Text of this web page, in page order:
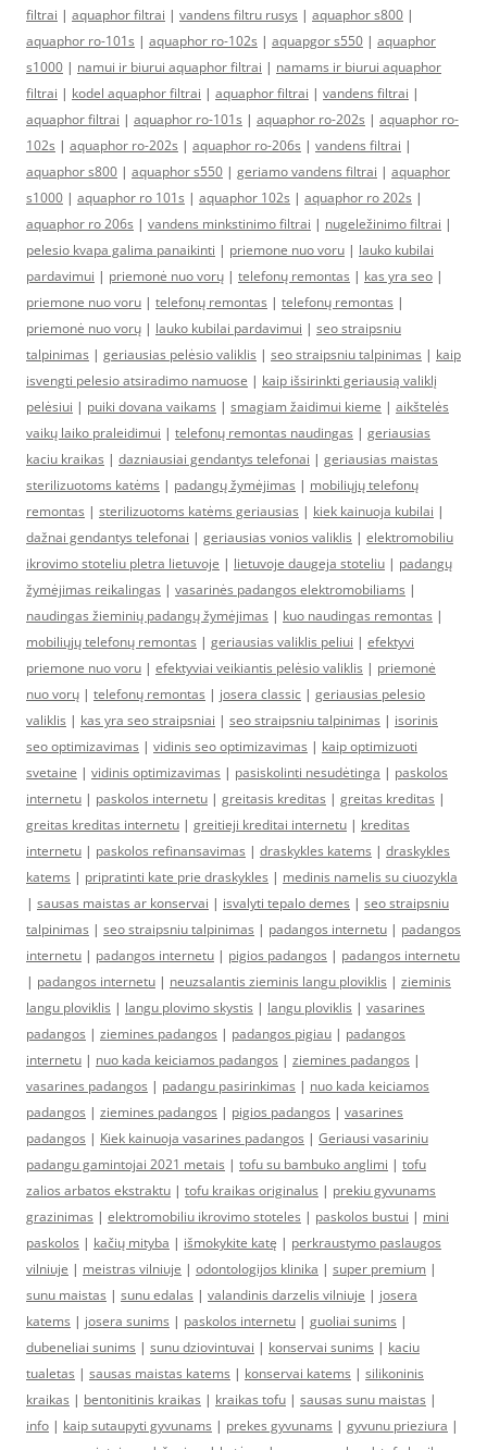
filtrai | aquaphor filtrai | vandens filtru rusys | aquaphor s800 |
aquaphor ro-101s | aquaphor ro-102s | aquapgor s550 | aquaphor
s1000 | namui ir biurui aquaphor filtrai | namams ir biurui aquaphor
filtrai | kodel aquaphor filtrai | aquaphor filtrai | vandens filtrai |
aquaphor filtrai | aquaphor ro-101s | aquaphor ro-202s | aquaphor ro-
102s | aquaphor ro-202s | aquaphor ro-206s | vandens filtrai |
aquaphor s800 | aquaphor s550 | geriamo vandens filtrai | aquaphor
s1000 | aquaphor ro 101s | aquaphor 102s | aquaphor ro 202s |
aquaphor ro 206s | vandens minkstinimo filtrai | nugeležinimo filtrai |
pelesio kvapa galima panaikinti | priemone nuo voru | lauko kubilai
pardavimui | priemonė nuo vorų | telefonų remontas | kas yra seo |
priemone nuo voru | telefonų remontas | telefonų remontas |
priemonė nuo vorų | lauko kubilai pardavimui | seo straipsniu
talpinimas | geriausias pelėsio valiklis | seo straipsniu talpinimas | kaip
isvengti pelesio atsiradimo namuose | kaip išsirinkti geriausią valiklį
pelėsiui | puiki dovana vaikams | smagiam žaidimui kieme | aikštelės
vaikų laiko praleidimui | telefonų remontas naudingas | geriausias
kaciu kraikas | dazniausiai gendantys telefonai | geriausias maistas
sterilizuotoms katėms | padangų žymėjimas | mobiliųjų telefonų
remontas | sterilizuotoms katėms geriausias | kiek kainuoja kubilai |
dažnai gendantys telefonai | geriausias vonios valiklis | elektromobiliu
ikrovimo stoteliu pletra lietuvoje | lietuvoje daugeja stoteliu | padangų
žymėjimas reikalingas | vasarinės padangos elektromobiliams |
naudingas žieminių padangų žymėjimas | kuo naudingas remontas |
mobiliųjų telefonų remontas | geriausias valiklis peliui | efektyvi
priemone nuo voru | efektyviai veikiantis pelėsio valiklis | priemonė
nuo vorų | telefonų remontas | josera classic | geriausias pelesio
valiklis | kas yra seo straipsniai | seo straipsniu talpinimas | isorinis
seo optimizavimas | vidinis seo optimizavimas | kaip optimizuoti
svetaine | vidinis optimizavimas | pasiskolinti nesudėtinga | paskolos
internetu | paskolos internetu | greitasis kreditas | greitas kreditas |
greitas kreditas internetu | greitieji kreditai internetu | kreditas
internetu | paskolos refinansavimas | draskykles katems | draskykles
katems | pripratinti kate prie draskykles | medinis namelis su ciuozykla
| sausas maistas ar konservai | isvalyti tepalo demes | seo straipsniu
talpinimas | seo straipsniu talpinimas | padangos internetu | padangos
internetu | padangos internetu | pigios padangos | padangos internetu
| padangos internetu | neuzsalantis zieminis langu ploviklis | zieminis
langu ploviklis | langu plovimo skystis | langu ploviklis | vasarines
padangos | ziemines padangos | padangos pigiau | padangos
internetu | nuo kada keiciamos padangos | ziemines padangos |
vasarines padangos | padangu pasirinkimas | nuo kada keiciamos
padangos | ziemines padangos | pigios padangos | vasarines
padangos | Kiek kainuoja vasarines padangos | Geriausi vasariniu
padangu gamintojai 2021 metais | tofu su bambuko anglimi | tofu
zalios arbatos ekstraktu | tofu kraikas originalus | prekiu gyvunams
grazinimas | elektromobiliu ikrovimo stoteles | paskolos bustui | mini
paskolos | kačių mityba | išmokykite katę | perkraustymo paslaugos
vilniuje | meistras vilniuje | odontologijos klinika | super premium |
sunu maistas | sunu edalas | valandinis darzelis vilniuje | josera
katems | josera sunims | paskolos internetu | guoliai sunims |
dubeneliai sunims | sunu dziovintuvai | konservai sunims | kaciu
tualetas | sausas maistas katems | konservai katems | silikoninis
kraikas | bentonitinis kraikas | kraikas tofu | sausas sunu maistas |
info | kaip sutaupyti gyvunams | prekes gyvunams | gyvunu prieziura |